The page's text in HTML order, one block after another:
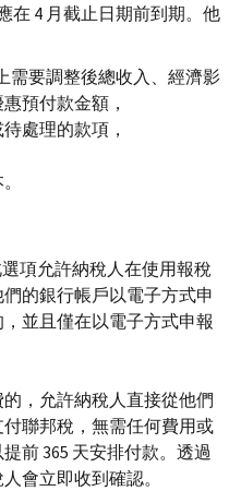
在 4 月截止日期前到期。他
需要調整後總收入、經濟影
預付款金額，
處理的款項，
項允許納稅人在使用報稅
的銀行帳戶以電子方式申
並且僅在以電子方式申報
，允許納稅人直接從他們
聯邦稅，無需任何費用或
前 365 天安排付款。透過
會立即收到確認。